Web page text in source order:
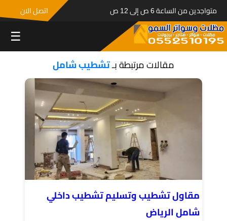
متواجدين من الساعة 6 ص إلى 12 ص اتصل الان
☰
مقالات مرتبطة بـتشطيب شامل
مقاول تشطيب وتسليم تشطيب داخلي
شامل الرياض